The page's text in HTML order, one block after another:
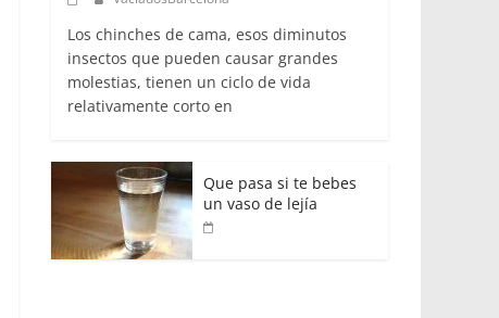
Los chinches de cama, esos diminutos
insectos que pueden causar grandes
molestias, tienen un ciclo de vida
relativamente corto en
Que pasa si te bebes
un vaso de lejía